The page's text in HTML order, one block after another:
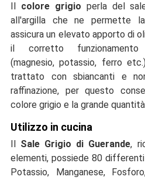
colore grigio perla del
all'argilla che ne permette
assicura un elevato apporto di
il corretto funzionamento
(magnesio, potassio, ferro
trattato con sbiancanti e
raffinazione, per questo
colore grigio e la grande
Utilizzo in cucina
Sale Grigio di Guerande,
elementi, possiede 80
Potassio, Manganese,